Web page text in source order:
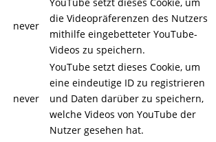
never
die Videopräferenzen des Nutzers
mithilfe eingebetteter YouTube-
Videos zu speichern.
never
YouTube setzt dieses Cookie, um
eine eindeutige ID zu registrieren
und Daten darüber zu speichern,
welche Videos von YouTube der
Nutzer gesehen hat.